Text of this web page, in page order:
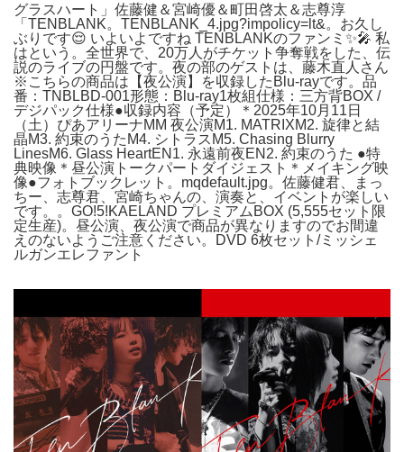
グラスハート」佐藤健＆宮崎優＆町田啓太＆志尊淳
「TENBLANK。TENBLANK_4.jpg?impolicy=lt&。お久し
ぶりです😌 いよいよですね TENBLANKのファンミ✨🎤 私
はという。全世界で、20万人がチケット争奪戦をした、伝
説のライブの円盤です。夜の部のゲストは、藤木直人さん
※こちらの商品は【夜公演】を収録したBlu-rayです。品
番：TNBLBD-001形態：Blu-ray1枚組仕様：三方背BOX /
デジパック仕様●収録内容（予定）＊2025年10月11日
（土）ぴあアリーナMM 夜公演M1. MATRIXM2. 旋律と結
晶M3. 約束のうたM4. シトラスM5. Chasing Blurry
LinesM6. Glass HeartEN1. 永遠前夜EN2. 約束のうた ●特
典映像＊昼公演トークパートダイジェスト＊メイキング映
像●フォトブックレット。mqdefault.jpg。佐藤健君、まっ
ちー、志尊君、宮崎ちゃんの、演奏と、イベントが楽しい
です。。GO!5!KAELAND プレミアムBOX (5,555セット限
定生産)。昼公演、夜公演で商品が異なりますのでお間違
えのないようご注意ください。DVD 6枚セット/ミッシェ
ルガンエレファント